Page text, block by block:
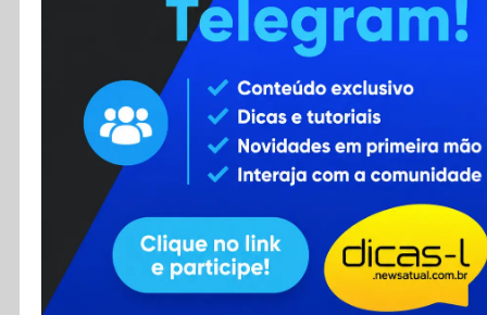
Contato
RSS